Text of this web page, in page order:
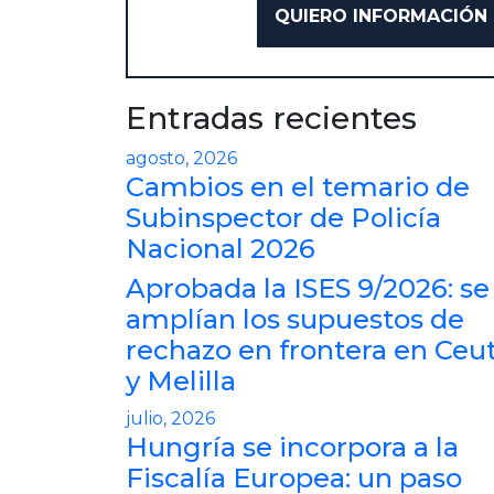
Entradas recientes
agosto, 2026
Cambios en el temario de
Subinspector de Policía
Nacional 2026
Aprobada la ISES 9/2026: se
amplían los supuestos de
rechazo en frontera en
y Melilla
julio, 2026
Hungría se incorpora a la
Fiscalía Europea: un paso